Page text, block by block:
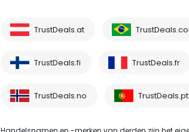
TrustDeals.at
TrustDeals.fi TrustDeals.fr
TrustDeals.no TrustDeals.pt